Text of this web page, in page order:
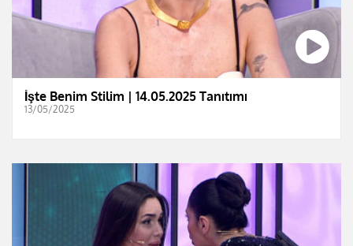
İşte Benim Stilim | 14.05.2025 Tanıtımı
13/05/2025